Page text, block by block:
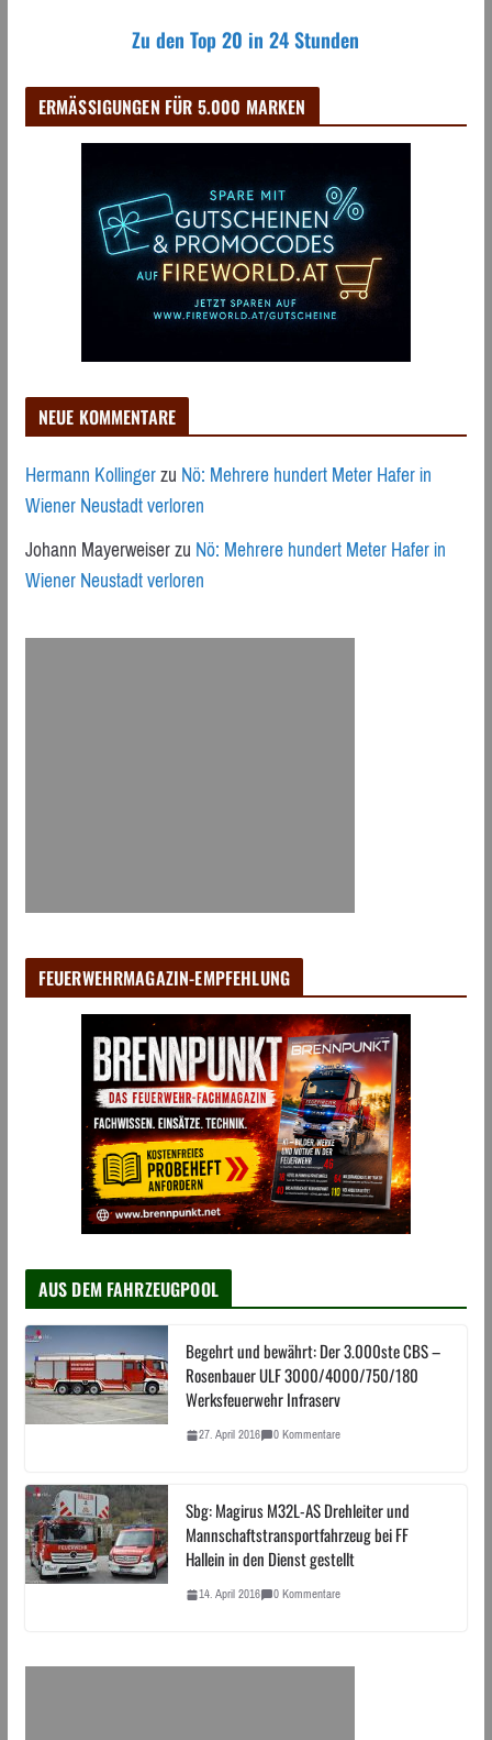
Zu den Top 20 in 24 Stunden
ERMÄSSIGUNGEN FÜR 5.000 MARKEN
NEUE KOMMENTARE
Hermann KollingerzuNö: Mehrere hundert Meter Hafer in
Wiener Neustadt verloren
Johann MayerweiserzuNö: Mehrere hundert Meter Hafer in
Wiener Neustadt verloren
FEUERWEHRMAGAZIN-EMPFEHLUNG
AUS DEM FAHRZEUGPOOL
Begehrt und bewährt: Der 3.000ste CBS –
Rosenbauer ULF 3000/4000/750/180
Werksfeuerwehr Infraserv
27. April 2016 0 Kommentare
Sbg: Magirus M32L-AS Drehleiter und
Mannschaftstransportfahrzeug bei FF
Hallein in den Dienst gestellt
14. April 2016 0 Kommentare